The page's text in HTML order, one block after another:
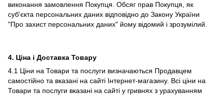
виконання замовлення Покупця. Обсяг прав Покупця, як
суб'єкта персональних даних відповідно до Закону України
"Про захист персональних даних" йому відомий і зрозумілий.
4. Ціна і Доставка Товару
4.1 Ціни на Товари та послуги визначаються Продавцем
самостійно та вказані на сайті Інтернет-магазину. Всі ціни на
Товари та послуги вказані на сайті у гривнях з урахуванням